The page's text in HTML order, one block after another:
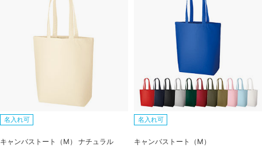
名入れ可
キャンバストート（M） ナチュラル
名入れ可
キャンバストート（M）